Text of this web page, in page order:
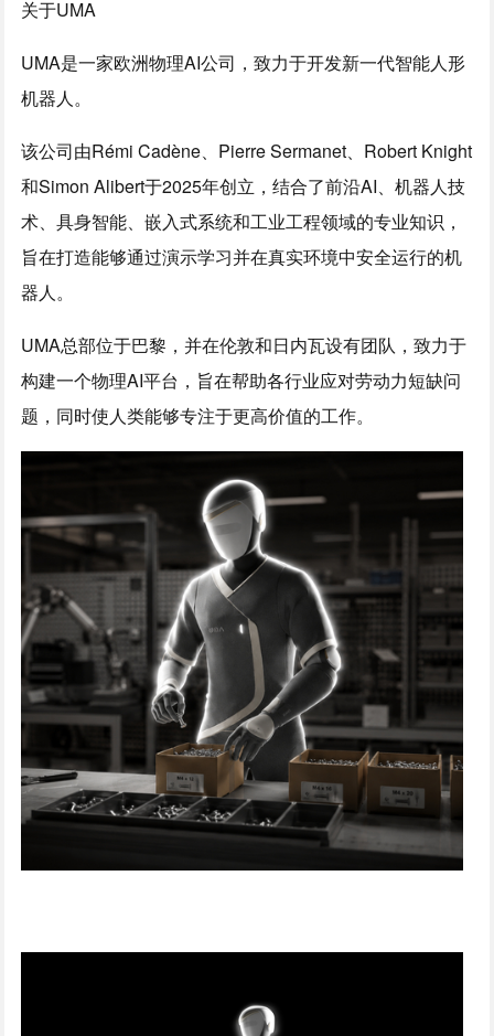
关于UMA
UMA是一家欧洲物理AI公司，致力于开发新一代智能人形
机器人。
该公司由Rémi Cadène、Pierre Sermanet、Robert Knight
和Simon Alibert于2025年创立，结合了前沿AI、机器人技
术、具身智能、嵌入式系统和工业工程领域的专业知识，
旨在打造能够通过演示学习并在真实环境中安全运行的机
器人。
UMA总部位于巴黎，并在伦敦和日内瓦设有团队，致力于
构建一个物理AI平台，旨在帮助各行业应对劳动力短缺问
题，同时使人类能够专注于更高价值的工作。